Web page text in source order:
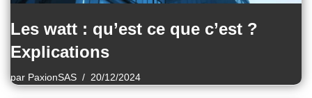
Les watt : qu’est ce que c’est ?
Explications
par PaxionSAS 20/12/2024